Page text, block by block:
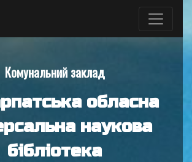
Комунальний заклад
обласна
наукова
бібліотека